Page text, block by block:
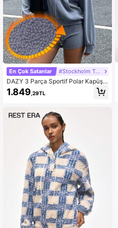
En Çok Satanlar #Stockholm Tarzı
DAZY 3 Parça Sportif Polar Kapüşo
nlu Ceket, Düz Renk Slim Fit Uzun
Kollu İçlik, İnce Şort, Kadın Ev Giyim
1.849 ,29TL